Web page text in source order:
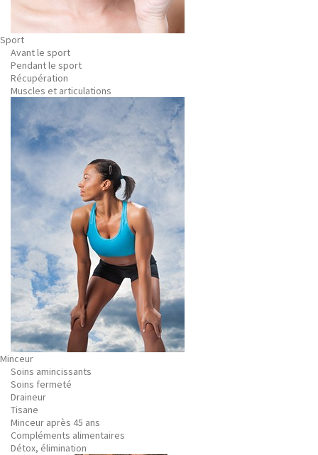
Sport
Avant le sport
Pendant le sport
Récupération
Muscles et articulations
Minceur
Soins amincissants
Soins fermeté
Draineur
Tisane
Minceur après 45 ans
Compléments alimentaires
Détox, élimination